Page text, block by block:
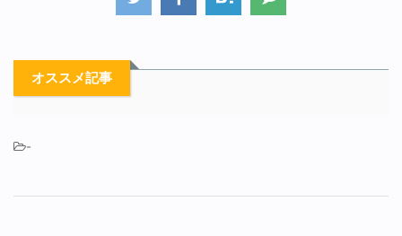
オススメ記事
-